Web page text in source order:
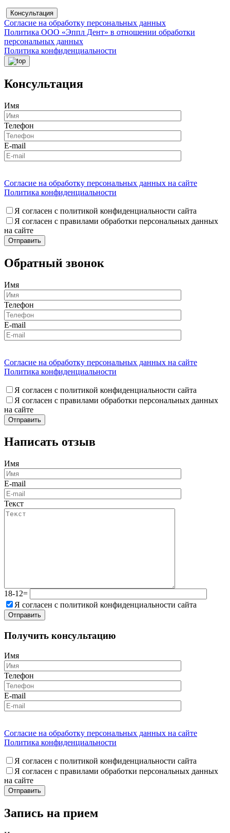
Консультация
Согласие на обработку персональных данных
Политика ООО «Эппл Дент» в отношении обработки
персональных данных
Политика конфиденциальности
Консультация
Имя
Телефон
E-mail
Согласие на обработку персональных данных на сайте
Политика конфиденциальности
Я согласен с политикой конфиденциальности сайта
Я согласен с правилами обработки персональных данных
на сайте
Обратный звонок
Имя
Телефон
E-mail
Согласие на обработку персональных данных на сайте
Политика конфиденциальности
Я согласен с политикой конфиденциальности сайта
Я согласен с правилами обработки персональных данных
на сайте
Написать отзыв
Имя
E-mail
Текст
18-12=
Я согласен с политикой конфиденциальности сайта
Получить консультацию
Имя
Телефон
E-mail
Согласие на обработку персональных данных на сайте
Политика конфиденциальности
Я согласен с политикой конфиденциальности сайта
Я согласен с правилами обработки персональных данных
на сайте
Запись на прием